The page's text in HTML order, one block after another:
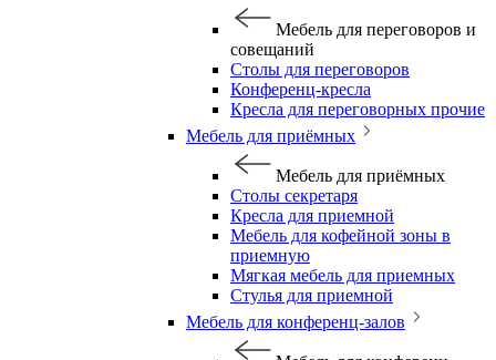
Мебель для переговоров и
совещаний
Столы для переговоров
Конференц-кресла
Кресла для переговорных прочие
Мебель для приёмных
Мебель для приёмных
Столы секретаря
Кресла для приемной
Мебель для кофейной зоны в
приемную
Мягкая мебель для приемных
Стулья для приемной
Мебель для конференц-залов